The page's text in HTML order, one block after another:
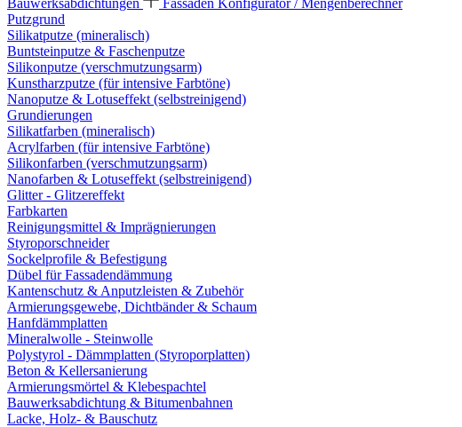
Bauwerksabdichtungen
Fassaden Konfigurator / Mengenberechner
Putzgrund
Silikatputze (mineralisch)
Buntsteinputze & Faschenputze
Silikonputze (verschmutzungsarm)
Kunstharzputze (für intensive Farbtöne)
Nanoputze & Lotuseffekt (selbstreinigend)
Grundierungen
Silikatfarben (mineralisch)
Acrylfarben (für intensive Farbtöne)
Silikonfarben (verschmutzungsarm)
Nanofarben & Lotuseffekt (selbstreinigend)
Glitter - Glitzereffekt
Farbkarten
Reinigungsmittel & Imprägnierungen
Styroporschneider
Sockelprofile & Befestigung
Dübel für Fassadendämmung
Kantenschutz & Anputzleisten & Zubehör
Armierungsgewebe, Dichtbänder & Schaum
Hanfdämmplatten
Mineralwolle - Steinwolle
Polystyrol - Dämmplatten (Styroporplatten)
Beton & Kellersanierung
Armierungsmörtel & Klebespachtel
Bauwerksabdichtung & Bitumenbahnen
Lacke, Holz- & Bauschutz